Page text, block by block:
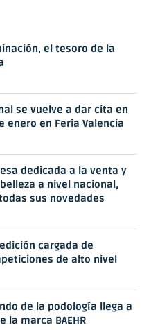
el tesoro de la
se vuelve a dar cita en
enero en Feria Valencia
dedicada a la venta y
a nivel nacional,
sus novedades
cargada de
de alto nivel
de la podología llega a
la marca BAEHR